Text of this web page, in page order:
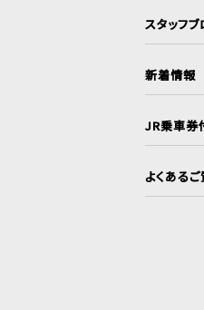
スタッフ
新着情報
JR乗車券
よくある